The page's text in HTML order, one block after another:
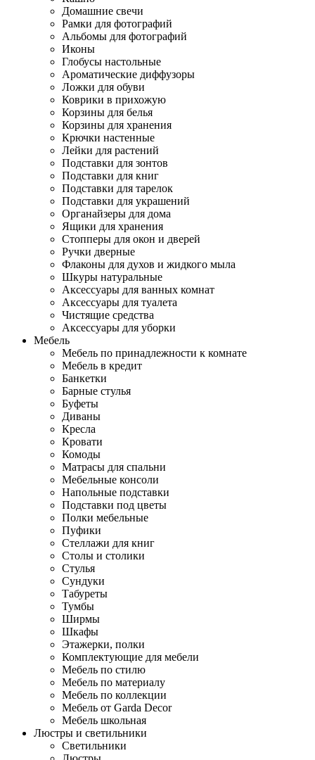
Домашние свечи
Рамки для фотографий
Альбомы для фотографий
Иконы
Глобусы настольные
Ароматические диффузоры
Ложки для обуви
Коврики в прихожую
Корзины для белья
Корзины для хранения
Крючки настенные
Лейки для растений
Подставки для зонтов
Подставки для книг
Подставки для тарелок
Подставки для украшений
Органайзеры для дома
Ящики для хранения
Стопперы для окон и дверей
Ручки дверные
Флаконы для духов и жидкого мыла
Шкуры натуральные
Аксессуары для ванных комнат
Аксессуары для туалета
Чистящие средства
Аксессуары для уборки
Мебель
Мебель по принадлежности к комнате
Мебель в кредит
Банкетки
Барные стулья
Буфеты
Диваны
Кресла
Кровати
Комоды
Матрасы для спальни
Мебельные консоли
Напольные подставки
Подставки под цветы
Полки мебельные
Пуфики
Стеллажи для книг
Столы и столики
Стулья
Сундуки
Табуреты
Тумбы
Ширмы
Шкафы
Этажерки, полки
Комплектующие для мебели
Мебель по стилю
Мебель по материалу
Мебель по коллекции
Мебель от Garda Decor
Мебель школьная
Люстры и светильники
Светильники